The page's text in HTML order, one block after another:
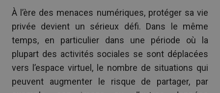
À l’ère des menaces numériques, protéger sa vie
privée devient un sérieux défi. Dans le même
temps, en particulier dans une période où la
plupart des activités sociales se sont déplacées
vers l’espace virtuel, le nombre de situations qui
peuvent augmenter le risque de partager, par